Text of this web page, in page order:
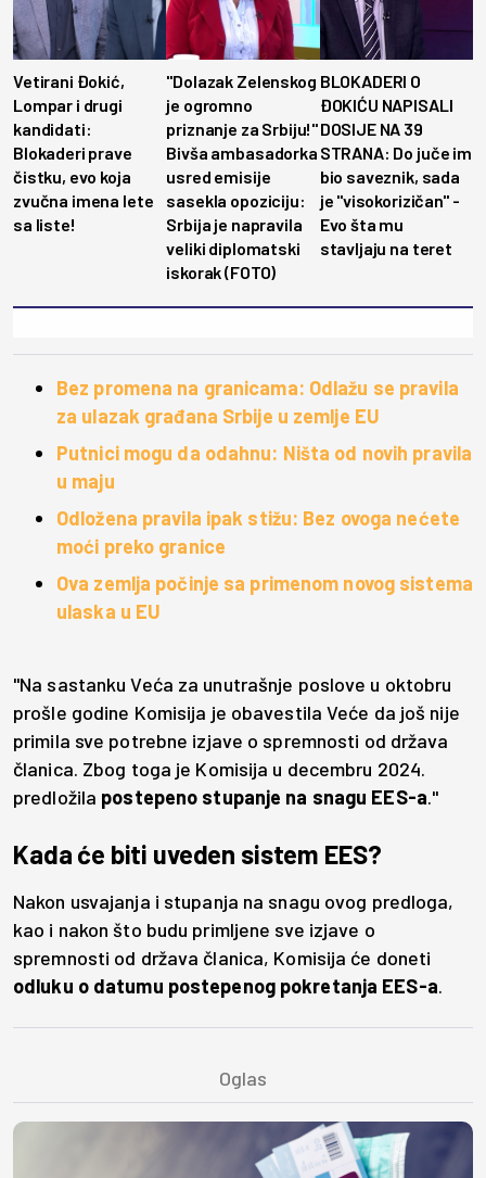
Vetirani Đokić,
Lompar i drugi
kandidati:
Blokaderi prave
čistku, evo koja
zvučna imena lete
sa liste!
"Dolazak Zelenskog
je ogromno
priznanje za Srbiju!"
Bivša ambasadorka
usred emisije
sasekla opoziciju:
Srbija je napravila
veliki diplomatski
iskorak (FOTO)
BLOKADERI O
ĐOKIĆU NAPISALI
DOSIJE NA 39
STRANA: Do juče im
bio saveznik, sada
je ''visokorizičan'' -
Evo šta mu
stavljaju na teret
Bez promena na granicama: Odlažu se pravila
za ulazak građana Srbije u zemlje EU
Putnici mogu da odahnu: Ništa od novih pravila
u maju
Odložena pravila ipak stižu: Bez ovoga nećete
moći preko granice
Ova zemlja počinje sa primenom novog sistema
ulaska u EU
"Na sastanku Veća za unutrašnje poslove u oktobru
prošle godine Komisija je obavestila Veće da još nije
primila sve potrebne izjave o spremnosti od država
članica. Zbog toga je Komisija u decembru 2024.
predložila postepeno stupanje na snagu EES-a."
Kada će biti uveden sistem EES?
Nakon usvajanja i stupanja na snagu ovog predloga,
kao i nakon što budu primljene sve izjave o
spremnosti od država članica, Komisija će doneti
odluku o datumu postepenog pokretanja EES-a.